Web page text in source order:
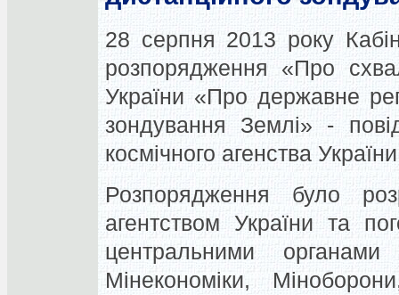
28 серпня 2013 року
розпорядження «Про
України «Про державне
зондування Землі» -
космічного агенства
Розпорядження було
агентством України та
центральними
Мінекономіки,